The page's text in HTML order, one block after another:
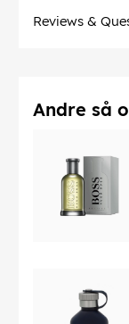
Reviews &
Andre så